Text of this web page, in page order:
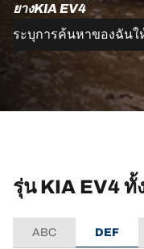
ยางKIA EV4
ระบุการค้นหาของฉันใ
รุ่น KIA EV4 ทั้
ABC DEF